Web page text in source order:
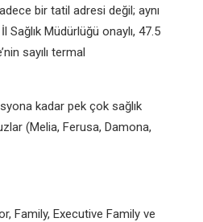
bir tatil adresi değil; aynı
Sağlık Müdürlüğü onaylı, 47.5
sayılı termal
kadar pek çok sağlık
(Melia, Ferusa, Damona,
Family, Executive Family ve